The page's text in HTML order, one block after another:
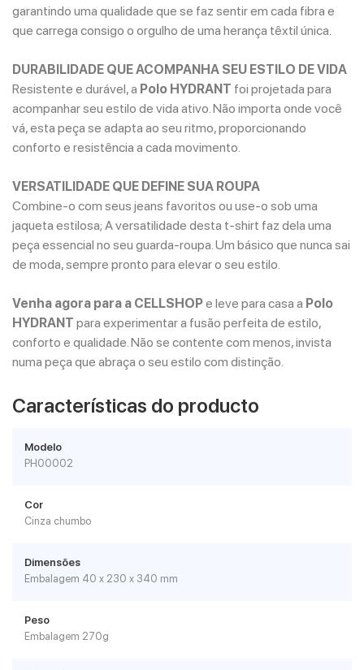
garantindo uma qualidade que se faz sentir em cada fibra e
que carrega consigo o orgulho de uma herança têxtil única.
DURABILIDADE QUE ACOMPANHA SEU ESTILO DE VIDA
Resistente e durável, a Polo HYDRANT foi projetada para
acompanhar seu estilo de vida ativo. Não importa onde você
vá, esta peça se adapta ao seu ritmo, proporcionando
conforto e resistência a cada movimento.
VERSATILIDADE QUE DEFINE SUA ROUPA
Combine-o com seus jeans favoritos ou use-o sob uma
jaqueta estilosa; A versatilidade desta t-shirt faz dela uma
peça essencial no seu guarda-roupa. Um básico que nunca sai
de moda, sempre pronto para elevar o seu estilo.
Venha agora para a CELLSHOPe leve para casa a Polo
HYDRANT para experimentar a fusão perfeita de estilo,
conforto e qualidade. Não se contente com menos, invista
numa peça que abraça o seu estilo com distinção.
Características do producto
Modelo
PH00002
Cor
Cinza chumbo
Dimensões
Embalagem 40 x 230 x 340 mm
Peso
Embalagem 270g